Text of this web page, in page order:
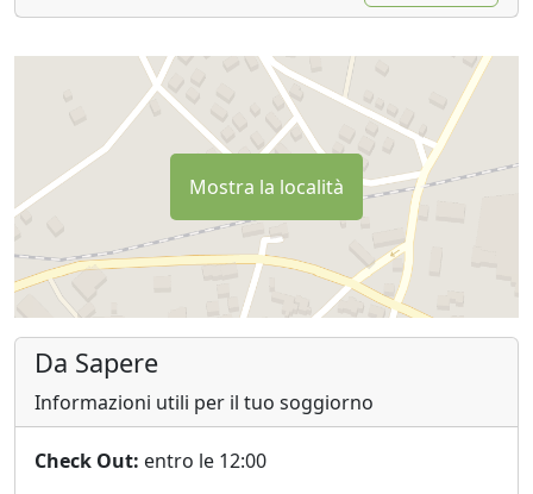
Mostra la località
Da Sapere
Informazioni utili per il tuo soggiorno
Check Out: entro le 12:00